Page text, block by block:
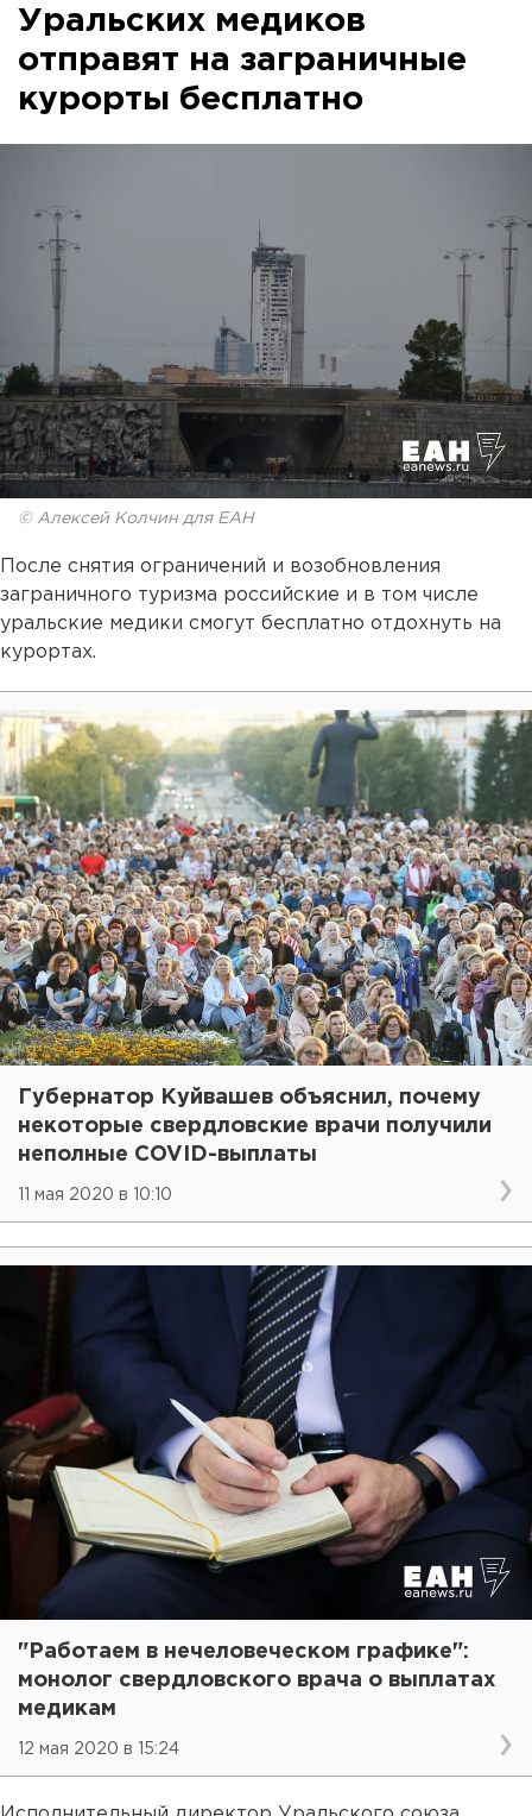
Уральских медиков
отправят на заграничные
курорты бесплатно
© Алексей Колчин для ЕАН
После снятия ограничений и возобновления
заграничного туризма российские и в том числе
уральские медики смогут бесплатно отдохнуть на
курортах.
Губернатор Куйвашев объяснил, почему
некоторые свердловские врачи получили
неполные COVID-выплаты
11 мая 2020 в 10:10
"Работаем в нечеловеческом графике":
монолог свердловского врача о выплатах
медикам
12 мая 2020 в 15:24